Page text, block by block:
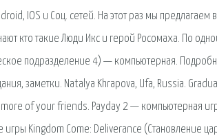
IOS и Соц. сетей. На этот раз мы
кто такие Люди Икс и герой Росомаха. По
подразделение 4) — компьютерная.
заметки. Natalya Khrapova, Ufa, Russia.
of your friends. Payday 2 — компьютерная
игры Kingdom Come: Deliverance (Становление